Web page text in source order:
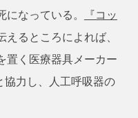
なっている。
『コッ
えるところによれば、
置く医療器具メーカー
協力し、人工呼吸器の